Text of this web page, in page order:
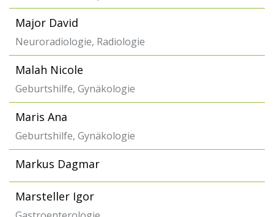
Major David
Neuroradiologie, Radiologie
Malah Nicole
Geburtshilfe, Gynäkologie
Maris Ana
Geburtshilfe, Gynäkologie
Markus Dagmar
Marsteller Igor